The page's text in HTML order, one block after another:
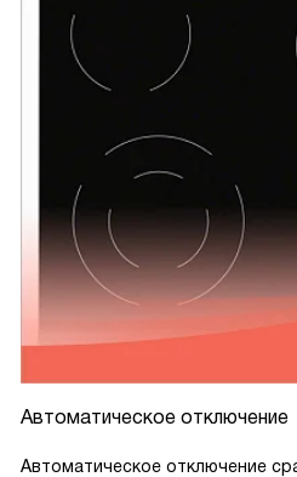
Автоматическое отключение
Автоматическое отключение